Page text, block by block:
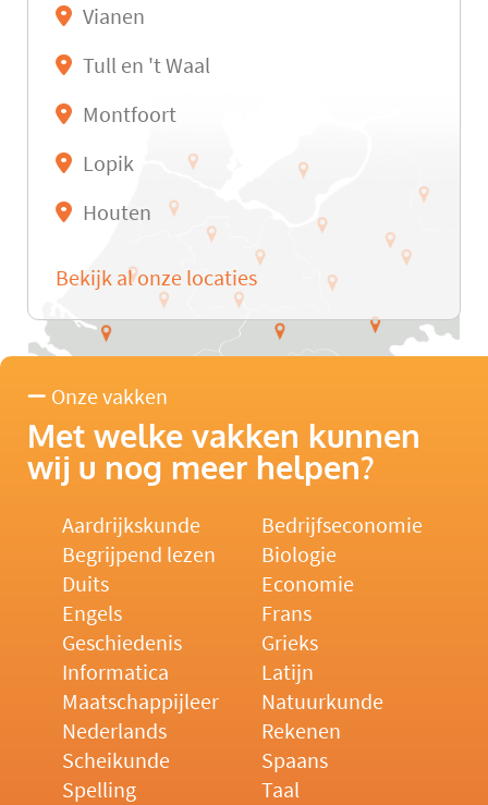
Vianen
Tull en 't Waal
Montfoort
Lopik
Houten
Bekijk al onze locaties
Onze vakken
Met welke vakken kunnen
wij u nog meer helpen?
Aardrijkskunde
Bedrijfseconomie
Begrijpend lezen
Biologie
Duits
Economie
Engels
Frans
Geschiedenis
Grieks
Informatica
Latijn
Maatschappijleer
Natuurkunde
Nederlands
Rekenen
Scheikunde
Spaans
Spelling
Taal